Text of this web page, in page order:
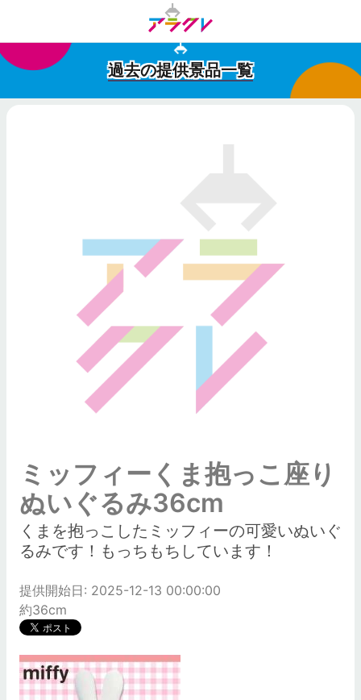
過去の提供景品一覧
ミッフィーくま抱っこ座り
ぬいぐるみ36cm
くまを抱っこしたミッフィーの可愛いぬいぐ
るみです！もっちもちしています！
提供開始日: 2025-12-13 00:00:00
約36cm